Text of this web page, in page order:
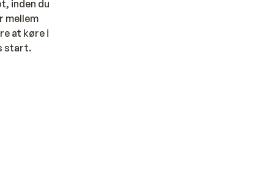
inden du
mellem
at køre i
start.